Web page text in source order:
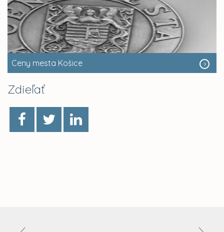
Ceny mesta Košice
Zdieľať